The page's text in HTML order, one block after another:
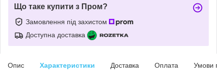
Що таке купити з Пром?
Замовлення під захистом
Доступна доставка
Опис Характеристики Доставка Оплата Умови